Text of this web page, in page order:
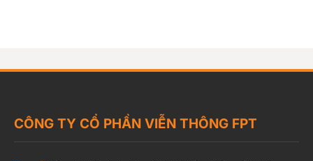
CÔNG TY CỔ PHẦN VIỄN THÔNG FPT